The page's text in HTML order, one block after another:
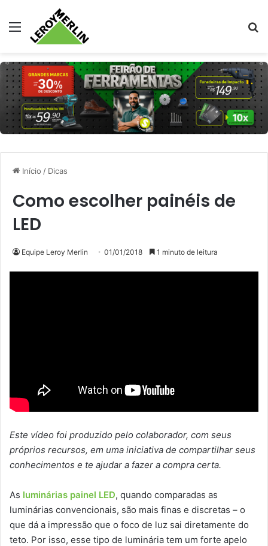
Menu
Início / Dicas
Como escolher painéis de
LED
Equipe Leroy Merlin 01/01/2018 1 minuto de leitura
Este vídeo foi produzido pelo colaborador, com seus
próprios recursos, em uma iniciativa de compartilhar seus
conhecimentos e te ajudar a fazer a compra certa.
As luminárias painel LED, quando comparadas as
luminárias convencionais, são mais finas e discretas – o
que dá a impressão que o foco de luz sai diretamente do
teto. Por isso, esse tipo de luminária tem um forte apelo